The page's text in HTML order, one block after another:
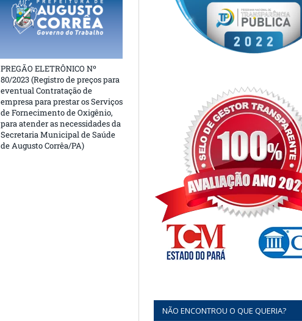
PREGÃO ELETRÔNICO Nº
80/2023 (Registro de preços para
eventual Contratação de
empresa para prestar os Serviços
de Fornecimento de Oxigênio,
para atender as necessidades da
Secretaria Municipal de Saúde
de Augusto Corrêa/PA)
NÃO ENCONTROU O QUE QUERIA?